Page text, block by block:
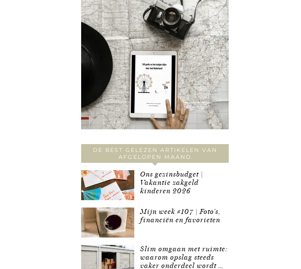
DE BEST GELEZEN ARTIKELEN VAN
AFGELOPEN MAAND
Ons gezinsbudget |
Vakantie zakgeld
kinderen 2026
Mijn week #107 | Foto’s,
financiën en favorieten
Slim omgaan met ruimte:
waarom opslag steeds
vaker onderdeel wordt …